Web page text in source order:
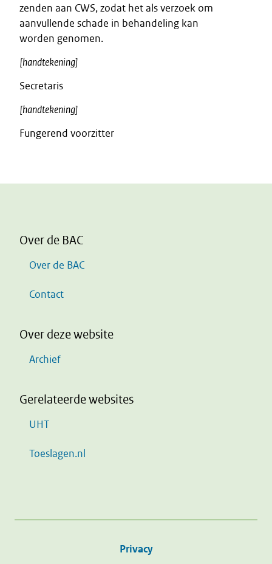
zenden aan CWS, zodat het als verzoek om
aanvullende schade in behandeling kan
worden genomen.
[handtekening]
Secretaris
[handtekening]
Fungerend voorzitter
Over de BAC
Over de BAC
Contact
Over deze website
Archief
Gerelateerde websites
UHT
Toeslagen.nl
Privacy